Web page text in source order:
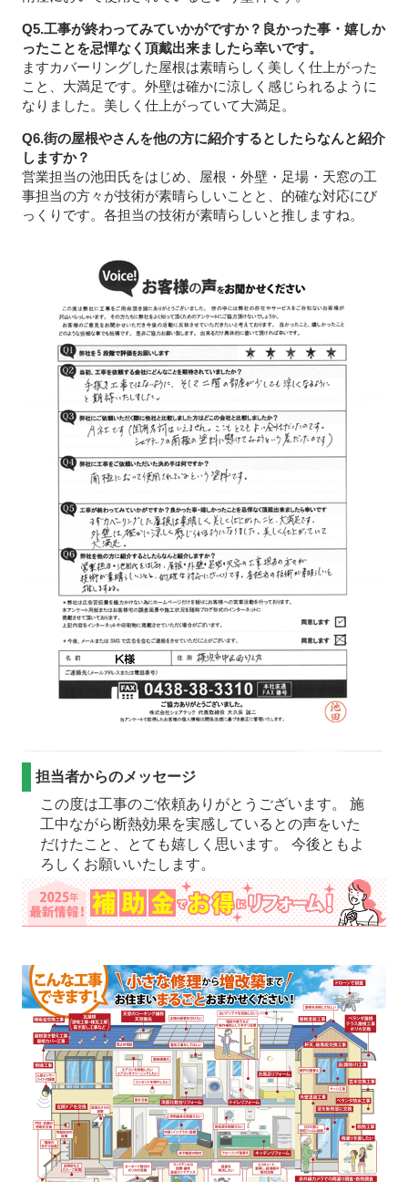
Q5.工事が終わってみていかがですか？良かった事・嬉しか
ったことを忌憚なく頂戴出来ましたら幸いです。
ますカバーリングした屋根は素晴らしく美しく仕上がった
こと、大満足です。外壁は確かに涼しく感じられるように
なりました。美しく仕上がっていて大満足。
Q6.街の屋根やさんを他の方に紹介するとしたらなんと紹介
しますか？
営業担当の池田氏をはじめ、屋根・外壁・足場・天窓の工
事担当の方々が技術が素晴らしいことと、的確な対応にび
っくりです。各担当の技術が素晴らしいと推しますね。
担当者からのメッセージ
この度は工事のご依頼ありがとうございます。 施
工中ながら断熱効果を実感しているとの声をいた
だけたこと、とても嬉しく思います。 今後ともよ
ろしくお願いいたします。